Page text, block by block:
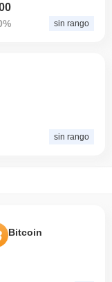
sin rango
sin rango
Bitcoin